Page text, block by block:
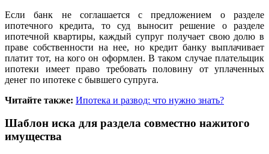
Если банк не соглашается с предложением о разделе
ипотечного кредита, то суд выносит решение о разделе
ипотечной квартиры, каждый супруг получает свою долю в
праве собственности на нее, но кредит банку выплачивает
платит тот, на кого он оформлен. В таком случае плательщик
ипотеки имеет право требовать половину от уплаченных
денег по ипотеке с бывшего супруга.
Читайте также: Ипотека и развод: что нужно знать?
Шаблон иска для раздела совместно нажитого
имущества